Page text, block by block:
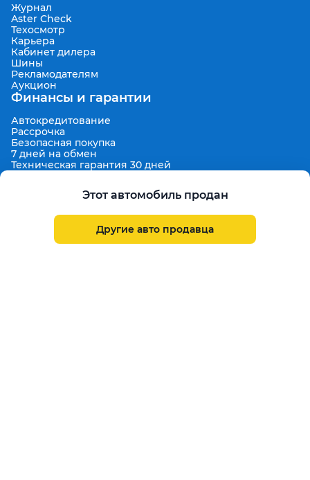
Этот автомобиль продан
Другие авто продавца
Журнал
Aster Check
Техосмотр
Карьера
Кабинет дилера
Шины
Рекламодателям
Аукцион
Финансы и гарантии
Автокредитование
Рассрочка
Безопасная покупка
7 дней на обмен
Техническая гарантия 30 дней
Гарантированная цена выкупа
Правила размещения объявлений
Пользовательское соглашение